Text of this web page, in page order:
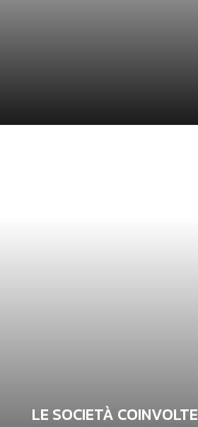
LE SOCIETÀ COINVOLTE